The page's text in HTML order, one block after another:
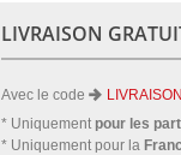
LIVRAISON
Avec le code
* Uniquement pour les
* Uniquement pour la